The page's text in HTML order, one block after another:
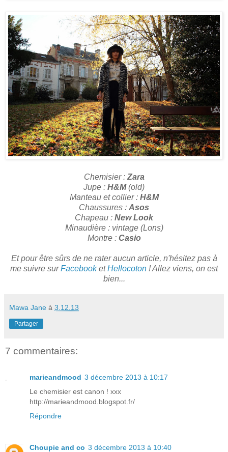
Chemisier : Zara
Jupe : H&M(old)
Manteau et collier : H&M
Chaussures : Asos
Chapeau : New Look
Minaudière : vintage (Lons)
Montre : Casio
Et pour être sûrs de ne rater aucun article, n'hésitez pas à
me suivre surFacebooketHellocoton ! Allez viens, on est
bien...
Mawa Jane à 3.12.13
Partager
7 commentaires:
marieandmood 3 décembre 2013 à 10:17
Le chemisier est canon ! xxx
http://marieandmood.blogspot.fr/
Répondre
Choupie and co 3 décembre 2013 à 10:40